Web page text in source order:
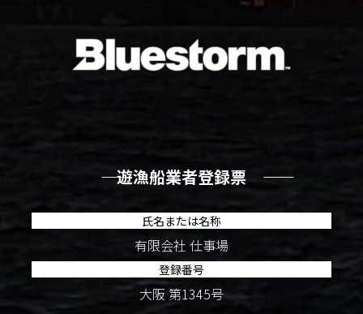
―― 遊漁船業者登録票 ――
氏名または名称
有限会社 仕事場
登録番号
大阪 第1345号